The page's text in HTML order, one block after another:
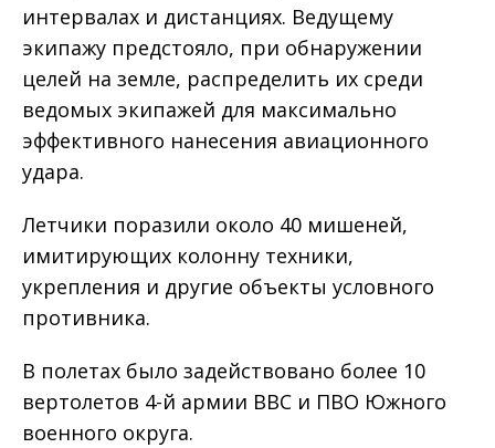
интервалах и дистанциях. Ведущему
экипажу предстояло, при обнаружении
целей на земле, распределить их среди
ведомых экипажей для максимально
эффективного нанесения авиационного
удара.
Летчики поразили около 40 мишеней,
имитирующих колонну техники,
укрепления и другие объекты условного
противника.
В полетах было задействовано более 10
вертолетов 4-й армии ВВС и ПВО Южного
военного округа.